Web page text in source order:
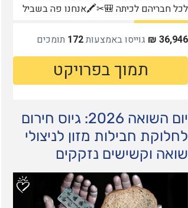
יום השואה 2026: גיוס חירום
לחלוקת חבילות מזון לניצולי
שואה וקשישים נזקקים